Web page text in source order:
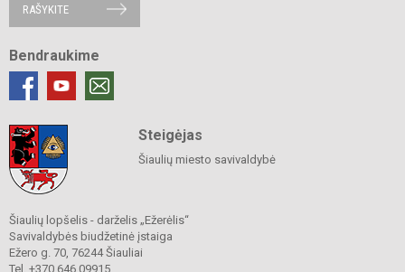
RAŠYKITE
Bendraukime
Steigėjas
Šiaulių miesto savivaldybė
Šiaulių lopšelis - darželis „Ežerėlis“
Savivaldybės biudžetinė įstaiga
Ežero g. 70, 76244 Šiauliai
Tel. +370 646 09915